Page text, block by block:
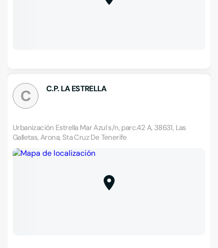
C C.P. LA ESTRELLA
Urbanización Estrella Mar Azul s/n, parc.42 A, 38631, Las
Galletas, Arona, Sta Cruz De Tenerife